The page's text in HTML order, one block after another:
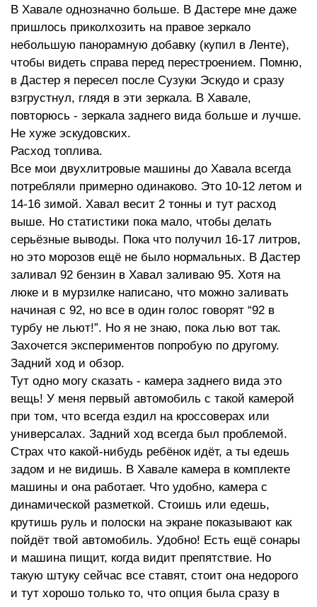
В Хавале однозначно больше. В Дастере мне даже
пришлось приколхозить на правое зеркало
небольшую панорамную добавку (купил в Ленте),
чтобы видеть справа перед перестроением. Помню,
в Дастер я пересел после Сузуки Эскудо и сразу
взгрустнул, глядя в эти зеркала. В Хавале,
повторюсь - зеркала заднего вида больше и лучше.
Не хуже эскудовских.
Расход топлива.
Все мои двухлитровые машины до Хавала всегда
потребляли примерно одинаково. Это 10-12 летом и
14-16 зимой. Хавал весит 2 тонны и тут расход
выше. Но статистики пока мало, чтобы делать
серьёзные выводы. Пока что получил 16-17 литров,
но это морозов ещё не было нормальных. В Дастер
заливал 92 бензин в Хавал заливаю 95. Хотя на
люке и в мурзилке написано, что можно заливать
начиная с 92, но все в один голос говорят “92 в
турбу не льют!”. Но я не знаю, пока лью вот так.
Захочется экспериментов попробую по другому.
Задний ход и обзор.
Тут одно могу сказать - камера заднего вида это
вещь! У меня первый автомобиль с такой камерой
при том, что всегда ездил на кроссоверах или
универсалах. Задний ход всегда был проблемой.
Страх что какой-нибудь ребёнок идёт, а ты едешь
задом и не видишь. В Хавале камера в комплекте
машины и она работает. Что удобно, камера с
динамической разметкой. Стоишь или едешь,
крутишь руль и полоски на экране показывают как
пойдёт твой автомобиль. Удобно! Есть ещё сонары
и машина пищит, когда видит препятствие. Но
такую штуку сейчас все ставят, стоит она недорого
и тут хорошо только то, что опция была сразу в